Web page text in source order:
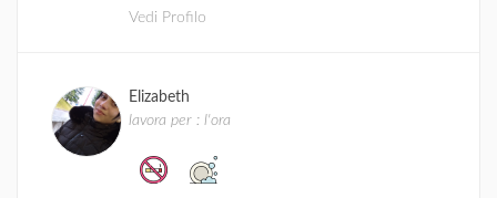
Vedi Profilo
Elizabeth
lavora per : l'ora